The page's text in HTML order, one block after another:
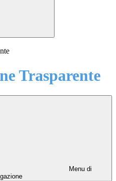
Trasparente
Menu di